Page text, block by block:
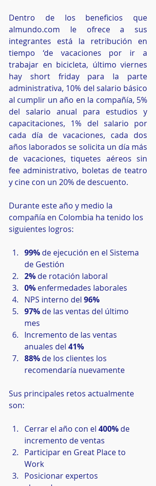
Dentro de los beneficios que
almundo.com le ofrece a sus
integrantes está la retribución en
tiempo ‘de vacaciones por ir a
trabajar en bicicleta, último viernes
hay short friday para la parte
administrativa, 10% del salario básico
al cumplir un año en la compañía, 5%
del salario anual para estudios y
capacitaciones, 1% del salario por
cada día de vacaciones, cada dos
años laborados se solicita un día más
de vacaciones, tiquetes aéreos sin
fee administrativo, boletas de teatro
y cine con un 20% de descuento.
Durante este año y medio la
compañía en Colombia ha tenido los
siguientes logros:
99% de ejecución en el Sistema
de Gestión
2% de rotación laboral
0% enfermedades laborales
NPS interno del 96%
97% de las ventas del último
mes
Incremento de las ventas
anuales del 41%
88% de los clientes los
recomendaría nuevamente
Sus principales retos actualmente
son:
Cerrar el año con el 400% de
incremento de ventas
Participar en Great Place to
Work
Posicionar expertos